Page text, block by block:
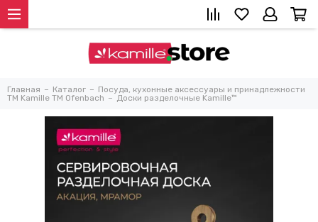
Главная Каталог
Посуда, кухонные аксессуары и принадлежности
TM Kamille TM Ofenbach
Доски разделочные Kamille™